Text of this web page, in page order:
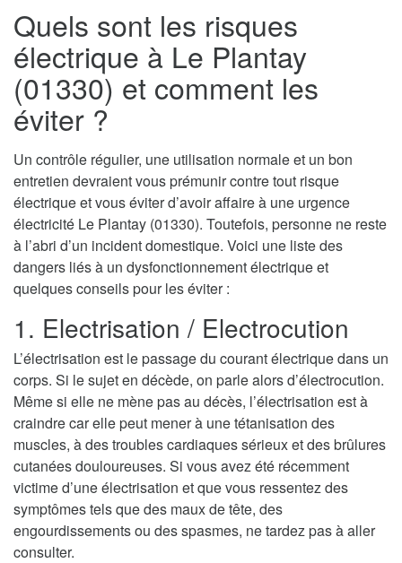
Quels sont les risques
électrique à Le Plantay
(01330) et comment les
éviter ?
Un contrôle régulier, une utilisation normale et un bon
entretien devraient vous prémunir contre tout risque
électrique et vous éviter d’avoir affaire à une urgence
électricité Le Plantay (01330). Toutefois, personne ne reste
à l’abri d’un incident domestique. Voici une liste des
dangers liés à un dysfonctionnement électrique et
quelques conseils pour les éviter :
1. Electrisation / Electrocution
L’électrisation est le passage du courant électrique dans un
corps. Si le sujet en décède, on parle alors d’électrocution.
Même si elle ne mène pas au décès, l’électrisation est à
craindre car elle peut mener à une tétanisation des
muscles, à des troubles cardiaques sérieux et des brûlures
cutanées douloureuses. Si vous avez été récemment
victime d’une électrisation et que vous ressentez des
symptômes tels que des maux de tête, des
engourdissements ou des spasmes, ne tardez pas à aller
consulter.